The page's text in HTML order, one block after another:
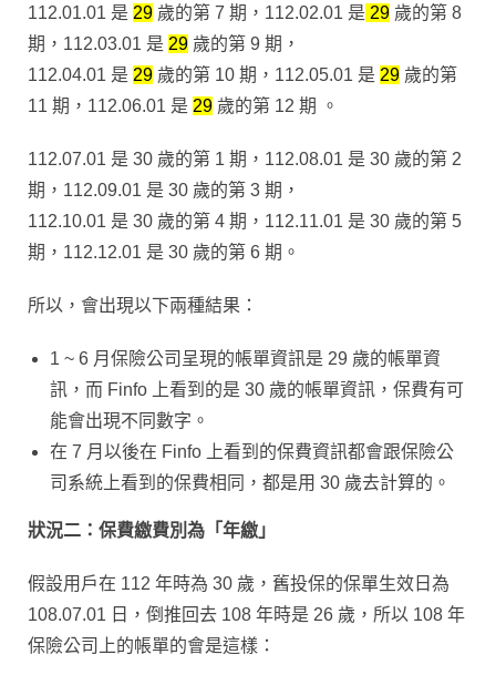
112.01.01 是 29 歲的第 7 期，112.02.01 是 29 歲的第 8
期，112.03.01 是 29 歲的第 9 期，
112.04.01 是 29 歲的第 10 期，112.05.01 是 29 歲的第
11 期，112.06.01 是 29 歲的第 12 期 。
112.07.01 是 30 歲的第 1 期，112.08.01 是 30 歲的第 2
期，112.09.01 是 30 歲的第 3 期，
112.10.01 是 30 歲的第 4 期，112.11.01 是 30 歲的第 5
期，112.12.01 是 30 歲的第 6 期。
所以，會出現以下兩種結果：
1 ~ 6 月保險公司呈現的帳單資訊是 29 歲的帳單資
訊，而 Finfo 上看到的是 30 歲的帳單資訊，保費有可
能會出現不同數字。
在 7 月以後在 Finfo 上看到的保費資訊都會跟保險公
司系統上看到的保費相同，都是用 30 歲去計算的。
狀況二：保費繳費別為「年繳」
假設用戶在 112 年時為 30 歲，舊投保的保單生效日為
108.07.01 日，倒推回去 108 年時是 26 歲，所以 108 年
保險公司上的帳單的會是這樣：